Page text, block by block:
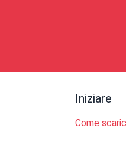
Iniziare
Come